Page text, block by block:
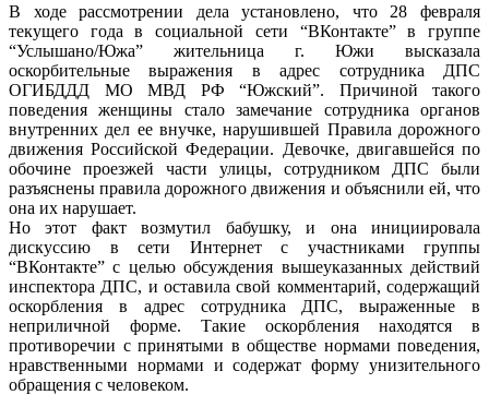
В ходе рассмотрении дела установлено, что 28 февраля
текущего года в социальной сети “ВКонтакте” в группе
“Услышано/Южа” жительница г. Южи высказала
оскорбительные выражения в адрес сотрудника ДПС
ОГИБДДД МО МВД РФ “Южский”. Причиной такого
поведения женщины стало замечание сотрудника органов
внутренних дел ее внучке, нарушившей Правила дорожного
движения Российской Федерации. Девочке, двигавшейся по
обочине проезжей части улицы, сотрудником ДПС были
разъяснены правила дорожного движения и объяснили ей, что
она их нарушает.
Но этот факт возмутил бабушку, и она инициировала
дискуссию в сети Интернет с участниками группы
“ВКонтакте” с целью обсуждения вышеуказанных действий
инспектора ДПС, и оставила свой комментарий, содержащий
оскорбления в адрес сотрудника ДПС, выраженные в
неприличной форме. Такие оскорбления находятся в
противоречии с принятыми в обществе нормами поведения,
нравственными нормами и содержат форму унизительного
обращения с человеком.